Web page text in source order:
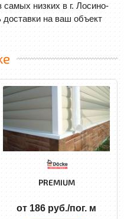
низких в г. Лосино-
на ваш объект
PREMIUM
от 186 руб./пог. м